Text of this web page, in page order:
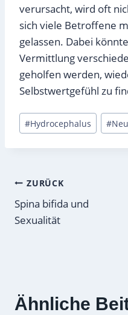
verursacht, wird oft
sich viele Betroffene
gelassen. Dabei
Vermittlung
geholfen werden,
Selbstwertgefühl zu
Schlagworte:
#Hydrocephalus #
ZURÜCK
Spina bifida und
Sexualität
Ähnliche